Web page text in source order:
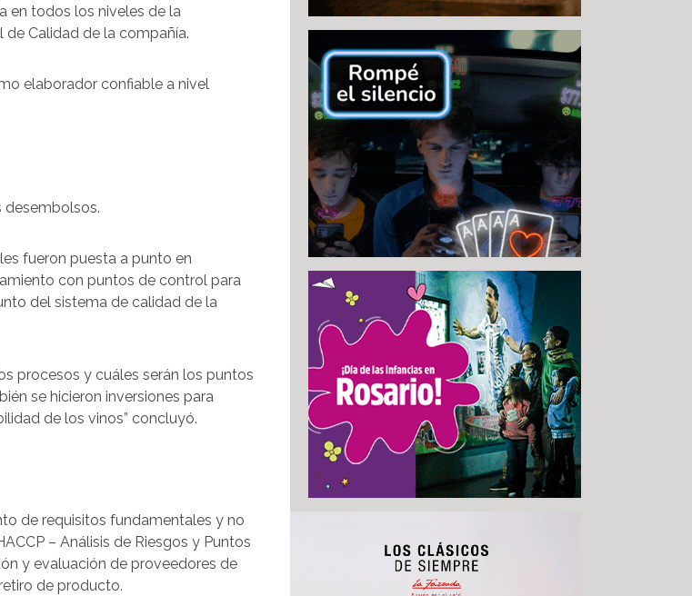
en todos los niveles de la
de Calidad de la compañía.
elaborador confiable a nivel
desembolsos.
fueron puesta a punto en
con puntos de control para
del sistema de calidad de la
procesos y cuáles serán los puntos
se hicieron inversiones para
de los vinos” concluyó.
de requisitos fundamentales y no
– Análisis de Riesgos y Puntos
y evaluación de proveedores de
de producto.